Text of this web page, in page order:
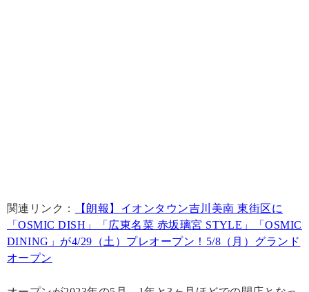
関連リンク：
【朗報】イオンタウン吉川美南 東街区に
「OSMIC DISH」「広東名菜 赤坂璃宮 STYLE」「OSMIC
DINING」が4/29（土）プレオープン！5/8（月）グランド
オープン